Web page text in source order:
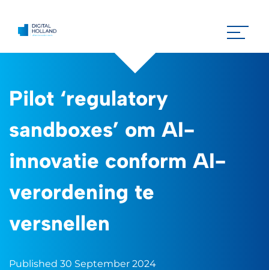
Pilot ‘regulatory
sandboxes’ om AI-
innovatie conform AI-
verordening te
versnellen
Published 30 September 2024